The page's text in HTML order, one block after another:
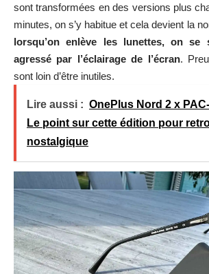
sont transformées en des versions plus
minutes, on s’y habitue et cela devient la
lorsqu’on enlève les lunettes, on se
agressé par l’éclairage de l’écran.
sont loin d’être inutiles.
Lire aussi : OnePlus Nord 2 x
Le point sur cette édition pour
nostalgique